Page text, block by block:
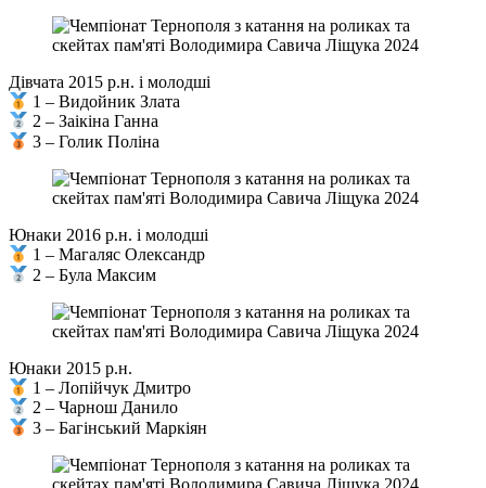
Дівчата 2015 р.н. і молодші
1 – Видойник Злата
2 – Заікіна Ганна
3 – Голик Поліна
Юнаки 2016 р.н. і молодші
1 – Магаляс Олександр
2 – Була Максим
Юнаки 2015 р.н.
1 – Лопійчук Дмитро
2 – Чарнош Данило
3 – Багінський Маркіян